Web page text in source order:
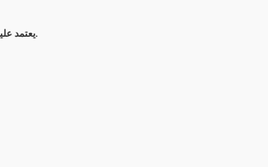
AutoCAD® هو برنامج تصميم بمساعدة الكمبيوتر (CAD) يعتمد عليه المهندسون المعماريون والمهندسون وأخصائيو البناء لإنشاء رسومات دقيقة ثنائية وثلاثية الأبعاد.